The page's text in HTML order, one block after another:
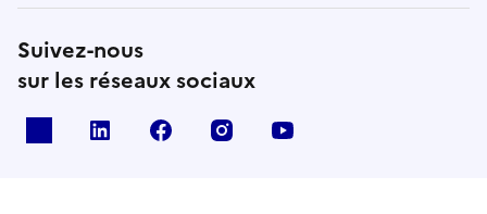
Suivez-nous
sur les réseaux sociaux
Linkedin Facebook Instagram